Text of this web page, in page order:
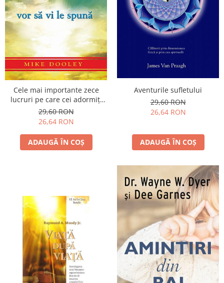
Vindecare
Povestiri
Relații de cuplu
Erotism
Psihologie practică
Sexualitate
Lumea îngerilor
Seria Masaru Emoto
Inspiraţie divină
Îngeri
Cristale
Supă de pui pentru suflet
Oracol
Spiritualitate şi ştiinţă
Fără categorie
Cele mai importante zece
lucruri pe care cei adormiţi
vor să vi le spună
29,60 RON
26,64 RON
ADAUGĂ ÎN COȘ
Aventurile sufletului
29,60 RON
26,64 RON
ADAUGĂ ÎN COȘ